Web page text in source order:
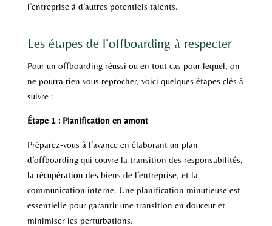
l’entreprise à d’autres potentiels talents.
Les étapes de l’offboarding à respecter
Pour un offboarding réussi ou en tout cas pour lequel, on
ne pourra rien vous reprocher, voici quelques étapes clés à
suivre :
Étape 1 : Planification en amont
Préparez-vous à l’avance en élaborant un plan
d’offboarding qui couvre la transition des responsabilités,
la récupération des biens de l’entreprise, et la
communication interne. Une planification minutieuse est
essentielle pour garantir une transition en douceur et
minimiser les perturbations.